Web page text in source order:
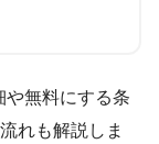
や無料にする条
れも解説しま